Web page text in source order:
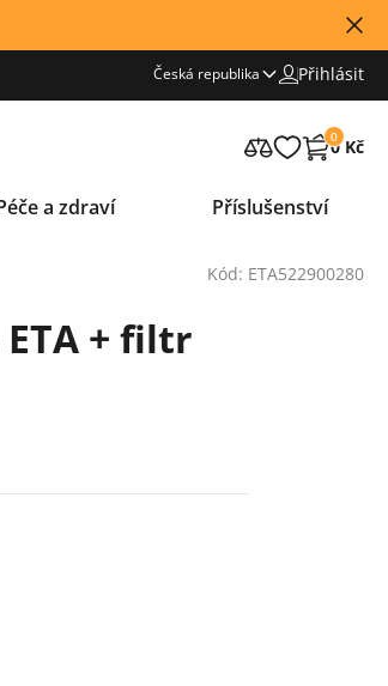
Česká republika Přihlásit
0
0 Kč
a zdraví Příslušenství
Kód: ETA522900280
+ filtr